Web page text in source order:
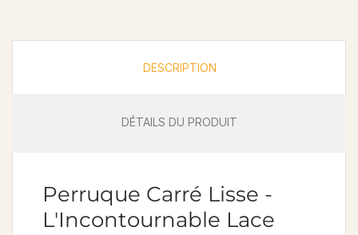
DESCRIPTION
DÉTAILS DU PRODUIT
Perruque Carré Lisse -
L'Incontournable Lace